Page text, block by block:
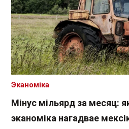
Мінус мільярд за месяц:
эканоміка нагадвае
Эканоміка